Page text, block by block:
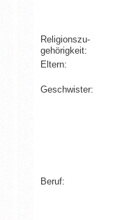
Religionszu­
gehörigkeit:
Eltern:
Geschwister:
Beruf: